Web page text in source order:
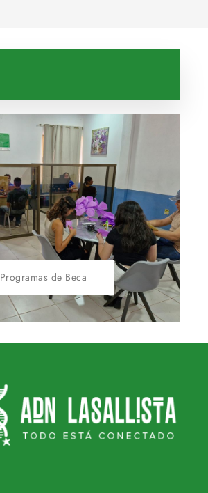
Programas de Beca